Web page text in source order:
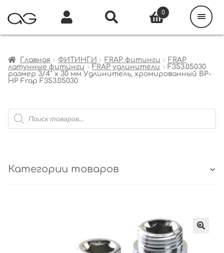
Главная ФИТИНГИ FRAP фитинги
FRAP
латунные фитинги
FRAP удлинители
F353.05030
размер 3/4″ x 30 мм Удлинитель, хромированный ВР-
НР Frap F353.05030
Поиск
товаров
Категории товаров
0